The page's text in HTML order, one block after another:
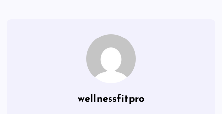
wellnessfitpro